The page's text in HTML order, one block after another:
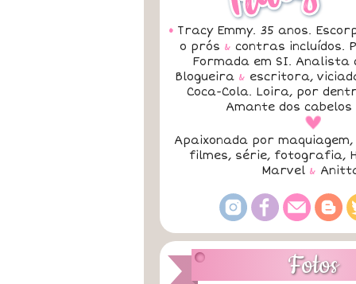
• Tracy Emmy. 35 anos.
o prós & contras incluídos.
Formada em SI. Analista
Blogueira & escritora,
Coca-Cola. Loira, por
Amante dos
a
Apaixonada por maquiagem,
filmes, série, fotografia,
Marvel &
Fotos